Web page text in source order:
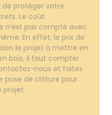
protéger votre
Le coût
n’est pas compté avec
En effet, le prix de
le projet à mettre en
bois, il faut compter
nous et faites
pose de clôture pour
projet.